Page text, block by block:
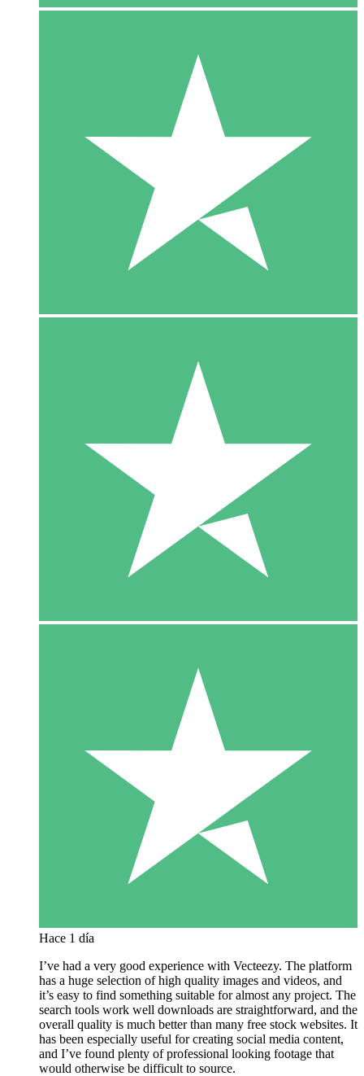
Hace 1 día
I’ve had a very good experience with Vecteezy. The platform
has a huge selection of high quality images and videos, and
it’s easy to find something suitable for almost any project. The
search tools work well downloads are straightforward, and the
overall quality is much better than many free stock websites. It
has been especially useful for creating social media content,
and I’ve found plenty of professional looking footage that
would otherwise be difficult to source.